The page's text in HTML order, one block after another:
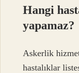
Hangi
yapamaz?
Askerlik
hastalıklar